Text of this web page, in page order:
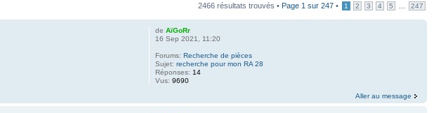
2466 résultats trouvés • Page 1 sur 247 • 1 2 3 4 5 247
de AïGoRr
16 Sep 2021, 11:20
Forums: Recherche de pièces
Sujet: recherche pour mon RA 28
Réponses: 14
Vus: 9690
Aller au message